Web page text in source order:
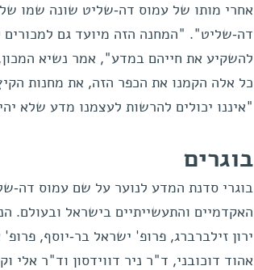
אחרי מותו של עמוס דה-שליט שונה שמו
דה-שליט". "המחנה הזה מיועד גם למכורים
להשקיע את חייהם במדע", אמר נשיא
כל אלה הקמנו את הכפר הזה, את מחנות
"איננו יכולים להרשות לעצמנו מדע שלא
בוגרים
בוגרי סדנת המדע לנוער על שם עמוס דה-
האקדמיים והתעשייתיים בישראל ובעולם.
ירון זילברברג, פרופ' ישראל בר-יוסף,
אהוד דוכובני, ד"ר ניר דווידסון וד"ר אלי